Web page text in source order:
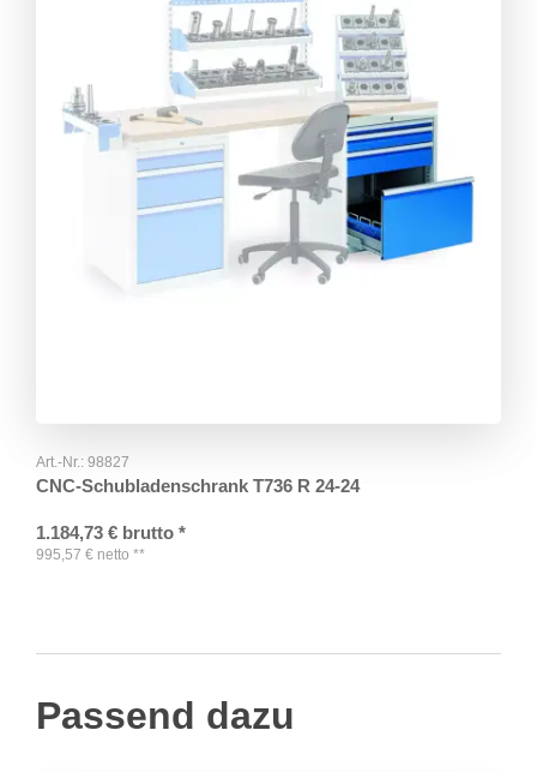
Art.-Nr.: 98827
CNC-Schubladenschrank T736 R 24-24
1.184,73 € brutto *
995,57 € netto **
Passend dazu